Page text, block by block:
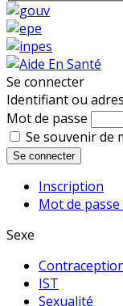
Se connecter
Identifiant ou
Mot de passe
Se souvenir de
Se connecter
Inscription
Mot de passe
Sexe
IST
Sexualité